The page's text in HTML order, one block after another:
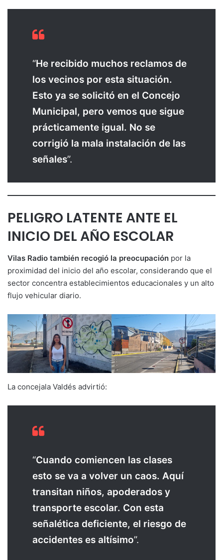
“He recibido muchos reclamos de
los vecinos por esta situación.
Esto ya se solicitó en el Concejo
Municipal, pero vemos que sigue
prácticamente igual. No se
corrigió la mala instalación de las
señales”.
PELIGRO LATENTE ANTE EL
INICIO DEL AÑO ESCOLAR
Vilas Radio también recogió la preocupación por la
proximidad del inicio del año escolar, considerando que el
sector concentra establecimientos educacionales y un alto
flujo vehicular diario.
La concejala Valdés advirtió:
“Cuando comiencen las clases
esto se va a volver un caos. Aquí
transitan niños, apoderados y
transporte escolar. Con esta
señalética deficiente, el riesgo de
accidentes es altísimo”.